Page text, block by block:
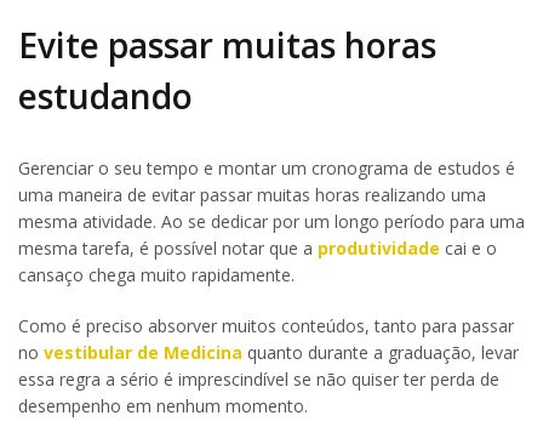
Evite passar muitas horas
estudando
Gerenciar o seu tempo e montar um cronograma de estudos é
uma maneira de evitar passar muitas horas realizando uma
mesma atividade. Ao se dedicar por um longo período para uma
mesma tarefa, é possível notar que a produtividade cai e o
cansaço chega muito rapidamente.
Como é preciso absorver muitos conteúdos, tanto para passar
no vestibular de Medicina quanto durante a graduação, levar
essa regra a sério é imprescindível se não quiser ter perda de
desempenho em nenhum momento.